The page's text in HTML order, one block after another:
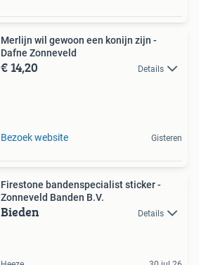
Merlijn wil gewoon een konijn zijn -
Dafne Zonneveld
€ 14,20 Details
Bezoek website Gisteren
Firestone bandenspecialist sticker -
Zonneveld Banden B.V.
Bieden Details